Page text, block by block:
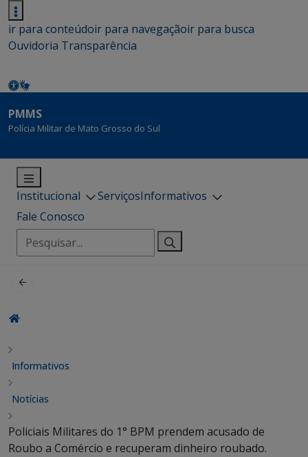
ir para conteúdoir para navegaçãoir para busca
Ouvidoria Transparência
PMMS
Polícia Militar de Mato Grosso do Sul
Institucional ServiçosInformativos
Fale Conosco
Pesquisar
por:
Informativos
Notícias
Policiais Militares do 1° BPM prendem acusado de
Roubo a Comércio e recuperam dinheiro roubado.